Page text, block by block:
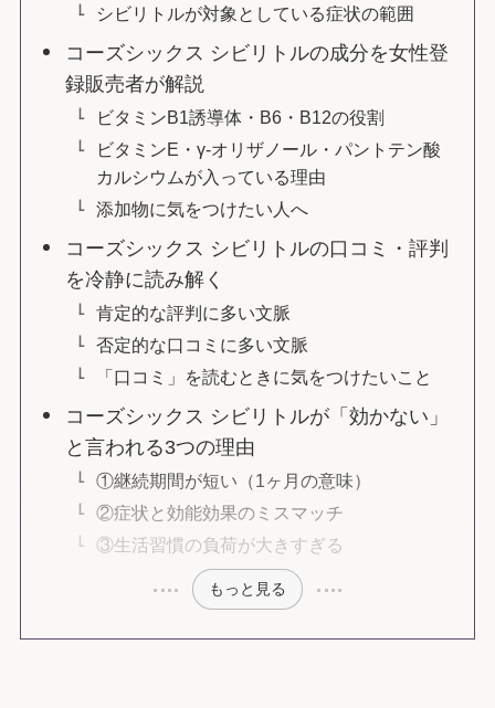
シビリトルが対象としている症状の範囲
コーズシックス シビリトルの成分を女性登
録販売者が解説
ビタミンB1誘導体・B6・B12の役割
ビタミンE・γ-オリザノール・パントテン酸
カルシウムが入っている理由
添加物に気をつけたい人へ
コーズシックス シビリトルの口コミ・評判
を冷静に読み解く
肯定的な評判に多い文脈
否定的な口コミに多い文脈
「口コミ」を読むときに気をつけたいこと
コーズシックス シビリトルが「効かない」
と言われる3つの理由
①継続期間が短い（1ヶ月の意味）
②症状と効能効果のミスマッチ
③生活習慣の負荷が大きすぎる
もっと見る